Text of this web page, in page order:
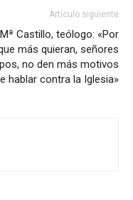
Artículo siguiente
Castillo, teólogo: «Por
más quieran, señores
no den más motivos
hablar contra la Iglesia»